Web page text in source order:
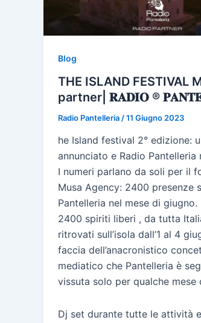
Blog
THE ISLAND FESTIVAL
partner| 𝐑𝐀𝐃𝐈𝐎 ®
Radio Pantelleria /11 Giugno 2023
he Island festival 2° edizione:
annunciato e Radio Pantelleria
I numeri parlano da soli per il
Musa Agency: 2400 presenze
Pantelleria nel mese di giugno.
2400 spiriti liberi , da tutta
ritrovati sull’isola dall’1 al 4
faccia dell’anacronistico
mediatico che Pantelleria è
vissuta solo per qualche mese
Dj set durante tutte le attività